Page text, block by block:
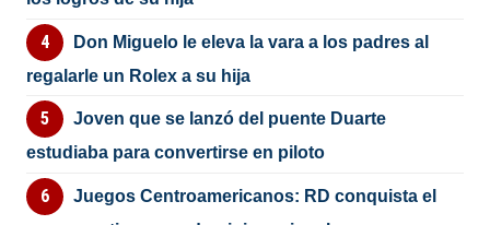
Don Miguelo le eleva la vara a los padres al
regalarle un Rolex a su hija
Joven que se lanzó del puente Duarte
estudiaba para convertirse en piloto
Juegos Centroamericanos: RD conquista el